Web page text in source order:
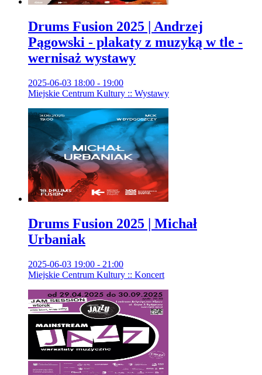
Drums Fusion 2025 | Andrzej
Pągowski - plakaty z muzyką w tle -
wernisaż wystawy
2025-06-03 18:00 - 19:00
Miejskie Centrum Kultury :: Wystawy
Drums Fusion 2025 | Michał
Urbaniak
2025-06-03 19:00 - 21:00
Miejskie Centrum Kultury :: Koncert